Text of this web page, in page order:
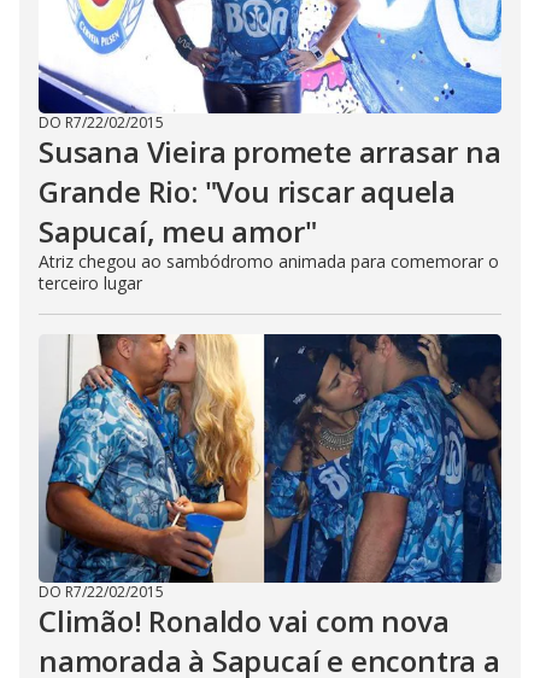
DO R7/22/02/2015
Susana Vieira promete arrasar na
Grande Rio: "Vou riscar aquela
Sapucaí, meu amor"
Atriz chegou ao sambódromo animada para comemorar o
terceiro lugar
DO R7/22/02/2015
Climão! Ronaldo vai com nova
namorada à Sapucaí e encontra a